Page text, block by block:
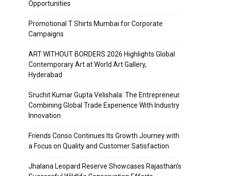
Opportunities
Promotional T Shirts Mumbai for Corporate
Campaigns
ART WITHOUT BORDERS 2026 Highlights Global
Contemporary Art at World Art Gallery,
Hyderabad
Sruchit Kumar Gupta Velishala: The Entrepreneur
Combining Global Trade Experience With Industry
Innovation
Friends Conso Continues Its Growth Journey with
a Focus on Quality and Customer Satisfaction
Jhalana Leopard Reserve Showcases Rajasthan’s